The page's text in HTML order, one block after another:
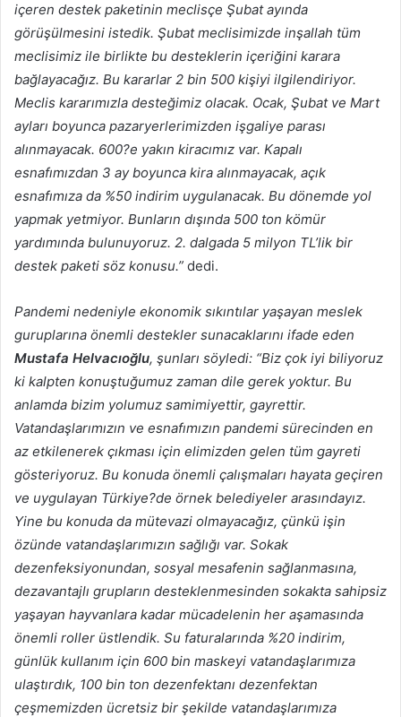
içeren destek paketinin meclisçe Şubat ayında
görüşülmesini istedik. Şubat meclisimizde inşallah tüm
meclisimiz ile birlikte bu desteklerin içeriğini karara
bağlayacağız. Bu kararlar 2 bin 500 kişiyi ilgilendiriyor.
Meclis kararımızla desteğimiz olacak. Ocak, Şubat ve Mart
ayları boyunca pazaryerlerimizden işgaliye parası
alınmayacak. 600?e yakın kiracımız var. Kapalı
esnafımızdan 3 ay boyunca kira alınmayacak, açık
esnafımıza da %50 indirim uygulanacak. Bu dönemde yol
yapmak yetmiyor. Bunların dışında 500 ton kömür
yardımında bulunuyoruz. 2. dalgada 5 milyon TL’lik bir
destek paketi söz konusu.” dedi.
Pandemi nedeniyle ekonomik sıkıntılar yaşayan meslek
guruplarına önemli destekler sunacaklarını ifade eden
Mustafa Helvacıoğlu, şunları söyledi: “Biz çok iyi biliyoruz
ki kalpten konuştuğumuz zaman dile gerek yoktur. Bu
anlamda bizim yolumuz samimiyettir, gayrettir.
Vatandaşlarımızın ve esnafımızın pandemi sürecinden en
az etkilenerek çıkması için elimizden gelen tüm gayreti
gösteriyoruz. Bu konuda önemli çalışmaları hayata geçiren
ve uygulayan Türkiye?de örnek belediyeler arasındayız.
Yine bu konuda da mütevazi olmayacağız, çünkü işin
özünde vatandaşlarımızın sağlığı var. Sokak
dezenfeksiyonundan, sosyal mesafenin sağlanmasına,
dezavantajlı grupların desteklenmesinden sokakta sahipsiz
yaşayan hayvanlara kadar mücadelenin her aşamasında
önemli roller üstlendik. Su faturalarında %20 indirim,
günlük kullanım için 600 bin maskeyi vatandaşlarımıza
ulaştırdık, 100 bin ton dezenfektanı dezenfektan
çeşmemizden ücretsiz bir şekilde vatandaşlarımıza